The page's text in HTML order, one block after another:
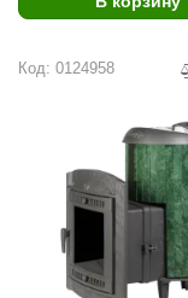
Код: 0124958